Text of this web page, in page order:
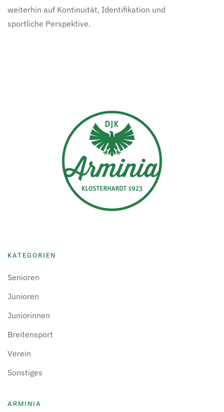
weiterhin auf Kontinuität, Identifikation und
sportliche Perspektive.
KATEGORIEN
Senioren
Junioren
Juniorinnen
Breitensport
Verein
Sonstiges
ARMINIA